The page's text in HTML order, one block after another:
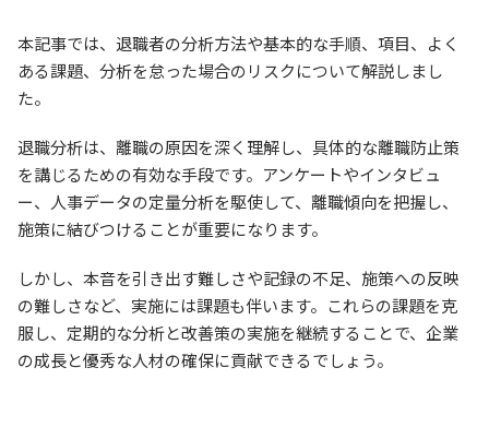
本記事では、退職者の分析方法や基本的な手順、項目、よく
ある課題、分析を怠った場合のリスクについて解説しまし
た。
退職分析は、離職の原因を深く理解し、具体的な離職防止策
を講じるための有効な手段です。アンケートやインタビュ
ー、人事データの定量分析を駆使して、離職傾向を把握し、
施策に結びつけることが重要になります。
しかし、本音を引き出す難しさや記録の不足、施策への反映
の難しさなど、実施には課題も伴います。これらの課題を克
服し、定期的な分析と改善策の実施を継続することで、企業
の成長と優秀な人材の確保に貢献できるでしょう。